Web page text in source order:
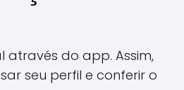
através do app. Assim,
seu perfil e conferir o